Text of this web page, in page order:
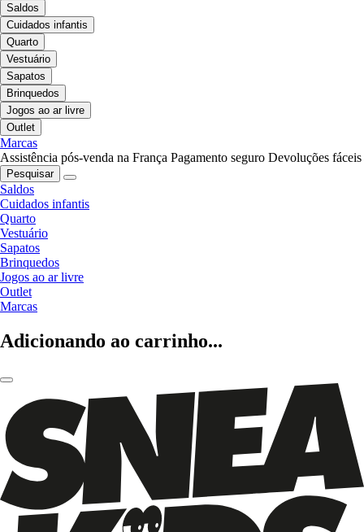
Saldos
Cuidados infantis
Quarto
Vestuário
Sapatos
Brinquedos
Jogos ao ar livre
Outlet
Marcas
Assistência pós-venda na França Pagamento seguro Devoluções fáceis
Pesquisar
Saldos
Cuidados infantis
Quarto
Vestuário
Sapatos
Brinquedos
Jogos ao ar livre
Outlet
Marcas
Adicionando ao carrinho...